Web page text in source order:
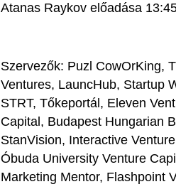
Atanas Raykov előadása
Szervezők: Puzl CowOrKing,
Ventures, LauncHub, Startup
STRT, Tőkeportál, Eleven
Capital, Budapest Hungarian
StanVision, Interactive
Óbuda University Venture
Marketing Mentor, Flashpoint